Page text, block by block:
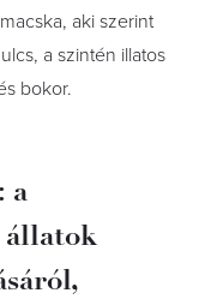
aki szerint
a szintén illatos
bokor.
a
állatok